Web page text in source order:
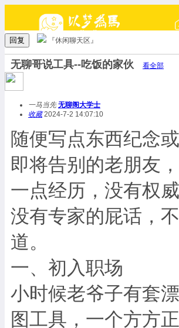
回复 『休闲聊天区』
无聊哥说工具--吃饭的家伙 看全部
一马当先 无聊阁大学士
收藏2024-7-2 14:07:10
随便写点东西纪念
即将告别的老朋友
一点经历，没有权威
没有专家的屁话，
道。
一、初入职场
小时候老爷子有套
图工具，一个方方